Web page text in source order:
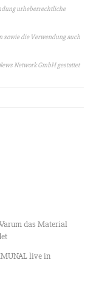
urheberrechtliche
sowie die Verwendung auch
Network GmbH gestattet
das Material
live in